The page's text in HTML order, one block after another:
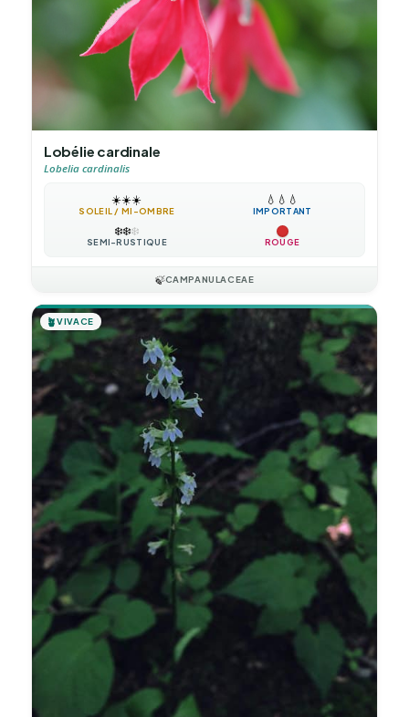
Lobélie cardinale
Lobelia cardinalis
☀️☀️☀️
SOLEIL / MI-OMBRE
💧 💧 💧
IMPORTANT
❄️❄️❄️
SEMI-RUSTIQUE ROUGE
🍃CAMPANULACEAE
🪴VIVACE